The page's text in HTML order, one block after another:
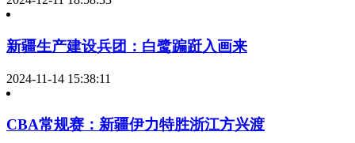
新疆生产建设兵团：白鹭蹁跹入画来
2024-11-14 15:38:11
CBA常规赛：新疆伊力特胜浙江方兴渡